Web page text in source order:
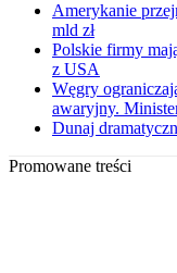
Amerykanie
mld zł
Polskie firmy
z USA
Węgry
awaryjny.
Dunaj
Promowane treści